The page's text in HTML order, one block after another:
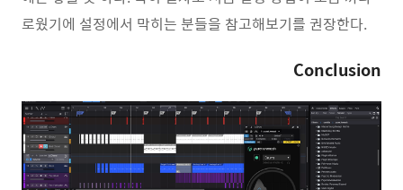
로웠기에 설정에서 막히는 분들을 참고해보기를 권장한다.
Conclusion